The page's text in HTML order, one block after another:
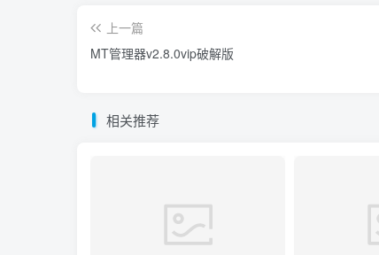
上一篇
MT管理器v2.8.0vip破解版
相关推荐